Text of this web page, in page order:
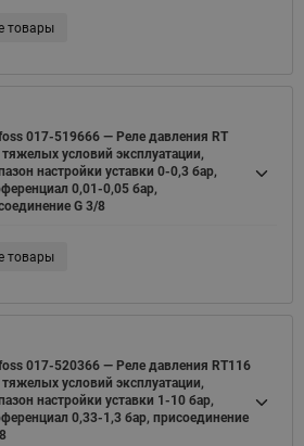
товары
017-519666 — Реле давления RT
условий эксплуатации,
настройки уставки 0-0,3 бар,
0,01-0,05 бар,
G 3/8
товары
017-520366 — Реле давления RT116
условий эксплуатации,
настройки уставки 1-10 бар,
0,33-1,3 бар, присоединение